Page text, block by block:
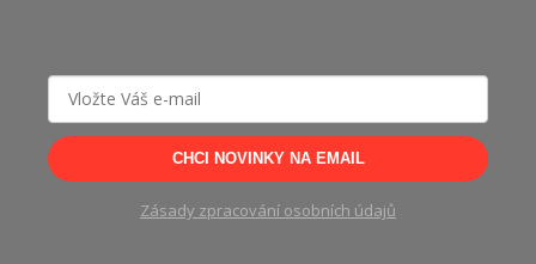
CHCI NOVINKY NA EMAIL
Zásady zpracování osobních údajů